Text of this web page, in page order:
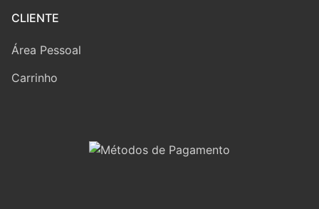
CLIENTE
Área Pessoal
Carrinho